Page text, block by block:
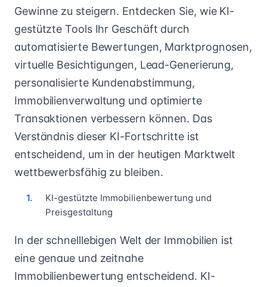
Gewinne zu steigern. Entdecken Sie, wie KI-
gestützte Tools Ihr Geschäft durch
automatisierte Bewertungen, Marktprognosen,
virtuelle Besichtigungen, Lead-Generierung,
personalisierte Kundenabstimmung,
Immobilienverwaltung und optimierte
Transaktionen verbessern können. Das
Verständnis dieser KI-Fortschritte ist
entscheidend, um in der heutigen Marktwelt
wettbewerbsfähig zu bleiben.
KI-gestützte Immobilienbewertung und
Preisgestaltung
In der schnelllebigen Welt der Immobilien ist
eine genaue und zeitnahe
Immobilienbewertung entscheidend. KI-